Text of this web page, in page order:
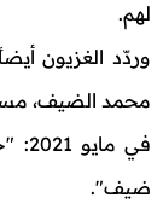
لهم.
وردّد الغزيون
محمد الضيف،
في
ضيف".